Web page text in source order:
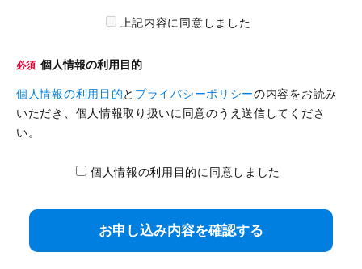
負うものではありません。また、物件の購入判断など
ご了承くださいませ。
して、5日前：ご利用料金の30％、前日：40％、当
日：100％の割合でキャンセル料が発生します。
受付をお知らせするメールを送信した時点で100％の
【新築工事中ホームインスペクション（第三者検査）】
上記内容に同意しました
必須 個人情報の利用目的
個人情報の利用目的と プライバシーポリシーの内容をお読み
いただき、個人情報取り扱いに同意のうえ送信してくださ
い。
個人情報の利用目的に同意しました